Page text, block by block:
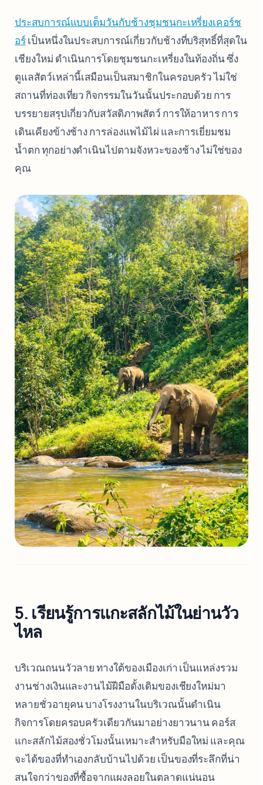
ประสบการณ์แบบเต็มวันกับช้างชุมชนกะเหรี่ยงเคอร์ช
อร์เป็นหนึ่งในประสบการณ์เกี่ยวกับช้างที่บริสุทธิ์ที่สุดใน
เชียงใหม่ ดำเนินการโดยชุมชนกะเหรี่ยงในท้องถิ่น ซึ่ง
ดูแลสัตว์เหล่านี้เสมือนเป็นสมาชิกในครอบครัว ไม่ใช่
สถานที่ท่องเที่ยว กิจกรรมในวันนั้นประกอบด้วย การ
บรรยายสรุปเกี่ยวกับสวัสดิภาพสัตว์ การให้อาหาร การ
เดินเคียงข้างช้าง การล่องแพไม้ไผ่ และการเยี่ยมชม
น้ำตก ทุกอย่างดำเนินไปตามจังหวะของช้าง ไม่ใช่ของ
คุณ
5. เรียนรู้การแกะสลักไม้ในย่านวัว
ไหล
บริเวณถนนวัวลาย ทางใต้ของเมืองเก่า เป็นแหล่งรวม
งานช่างเงินและงานไม้ฝีมือดั้งเดิมของเชียงใหม่มา
หลายชั่วอายุคน บางโรงงานในบริเวณนั้นดำเนิน
กิจการโดยครอบครัวเดียวกันมาอย่างยาวนาน คอร์ส
แกะสลักไม้สองชั่วโมงนั้นเหมาะสำหรับมือใหม่ และคุณ
จะได้ของที่ทำเองกลับบ้านไปด้วย เป็นของที่ระลึกที่น่า
สนใจกว่าของที่ซื้อจากแผงลอยในตลาดแน่นอน